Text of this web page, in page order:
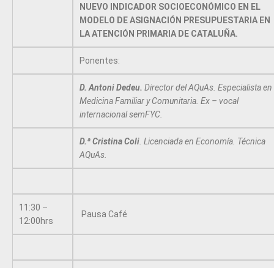
NUEVO INDICADOR SOCIOECONÓMICO EN EL
MODELO DE ASIGNACIÓN PRESUPUESTARIA EN
LA ATENCIÓN PRIMARIA DE CATALUÑA.
Ponentes:
D. Antoni Dedeu. Director del AQuAs. Especialista en
Medicina Familiar y Comunitaria. Ex – vocal
internacional semFYC.
D.ª Cristina Coli . Licenciada en Economía. Técnica
AQuAs.
11:30 –
12:00hrs
Pausa Café